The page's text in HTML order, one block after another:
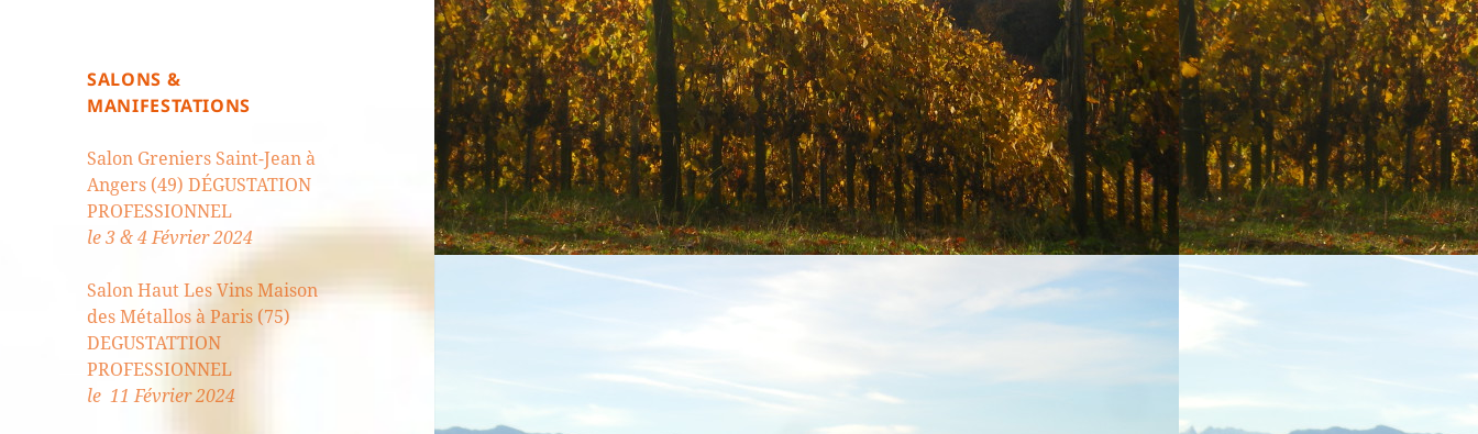
SALONS &
MANIFESTATIONS
Salon Greniers Saint-Jean à
Angers (49) DÉGUSTATION
PROFESSIONNEL
le 3 & 4 Février 2024
Salon Haut Les Vins Maison
des Métallos à Paris (75)
DEGUSTATTION
PROFESSIONNEL
le 11 Février 2024